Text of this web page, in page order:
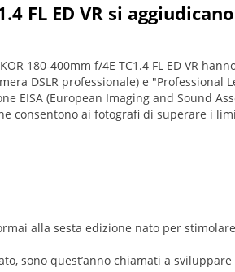
FL ED VR si
180-400mm f/4E TC1.4 FL ED VR
DSLR professionale) e "Professional
EISA (European Imaging and Sound
consentono ai fotografi di superare i
alla sesta edizione nato per
sono quest’anno chiamati a sviluppare